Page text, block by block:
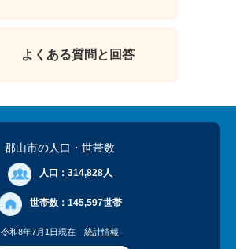
よくある質問と回答
郡山市の人口 ・世帯数
人口： 314,828人
世帯数： 145,597世帯
令和8年7月1日現在 統計情報